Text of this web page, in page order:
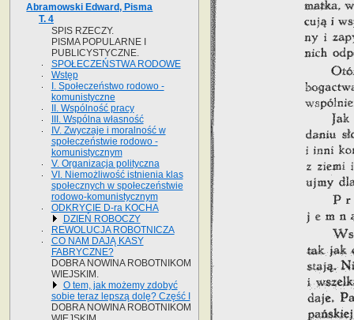
Abramowski Edward, Pisma
T. 4
SPIS RZECZY.
PISMA POPULARNE I
PUBLICYSTYCZNE.
SPOŁECZEŃSTWA RODOWE
Wstęp
I. Społeczeństwo rodowo -
komunistyczne
II. Wspólność pracy
III. Wspólna własność
IV. Zwyczaje i moralność w
społeczeństwie rodowo -
komunistycznym
V. Organizacja polityczna
VI. Niemożliwość istnienia klas
społecznych w społeczeństwie
rodowo-komunistycznym
ODKRYCIE D-ra KOCHA
DZIEŃ ROBOCZY
REWOLUCJA ROBOTNICZA
CO NAM DAJĄ KASY
FABRYCZNE?
DOBRA NOWINA ROBOTNIKOM
WIEJSKIM.
O tem, jak możemy zdobyć
sobie teraz lepszą dolę? Część I
DOBRA NOWINA ROBOTNIKOM